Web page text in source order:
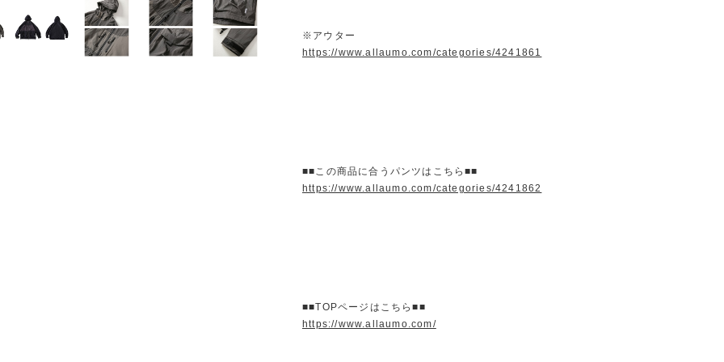
※アウター
https://www.allaumo.com/categories/4241861
■■この商品に合うパンツはこちら■■
https://www.allaumo.com/categories/4241862
■■TOPページはこちら■■
https://www.allaumo.com/